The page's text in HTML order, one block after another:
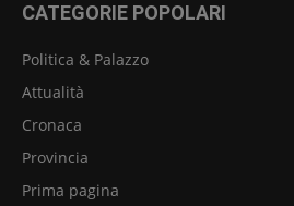
CATEGORIE POPOLARI
Politica & Palazzo
Attualità
Cronaca
Provincia
Prima pagina